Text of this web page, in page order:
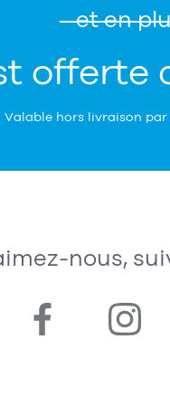
et en
offerte
Valable hors livraison
nous,